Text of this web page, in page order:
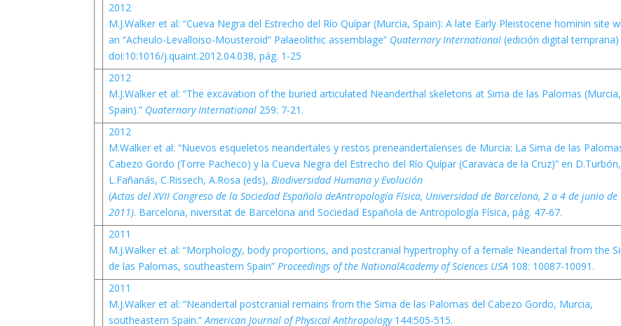
2012
M.J.Walker et al: “Cueva Negra del Estrecho del Río Quípar (Murcia, Spain): A late Early Pleistocene hominin site
an “Acheulo-Levalloiso-Mousteroid” Palaeolithic assemblage” Quaternary International (edición digital temprana)
doi:10:1016/j.quaint.2012.04.038, pág. 1-25
2012
M.J.Walker et al: “The excavation of the buried articulated Neanderthal skeletons at Sima de las Palomas (Murcia,
Spain).” Quaternary International 259: 7-21.
2012
M.Walker et al: “Nuevos esqueletos neandertales y restos preneandertalenses de Murcia: La Sima de las
Cabezo Gordo (Torre Pacheco) y la Cueva Negra del Estrecho del Río Quípar (Caravaca de la Cruz)” en D.Turbón,
L.Fañanás, C.Rissech, A.Rosa (eds), Biodiversidad Humana y Evolución
(Actas del XVII Congreso de la Sociedad Española deAntropología Física, Universidad de Barcelona, 2 a 4 de junio de
2011). Barcelona, niversitat de Barcelona and Sociedad Española de Antropología Física, pág. 47-67.
2011
M.J.Walker et al: “Morphology, body proportions, and postcranial hypertrophy of a female Neandertal from the
de las Palomas, southeastern Spain” Proceedings of the NationalAcademy of Sciences USA 108: 10087-10091.
2011
M.J.Walker et al: “Neandertal postcranial remains from the Sima de las Palomas del Cabezo Gordo, Murcia,
southeastern Spain.”American Journal of Physical Anthropology 144:505-515.